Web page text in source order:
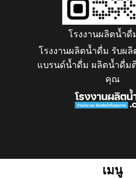
โรงงานผลิตน้ำดื่
โรงงานผลิตน้ำดื่ม รับผ
แบรนด์น้ำดื่ม ผลิตน้ำดื่ม
คุณ
เมนู